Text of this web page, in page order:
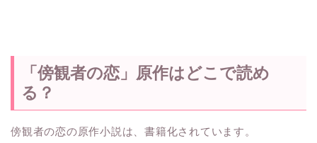
「傍観者の恋」原作はどこで読め
る？
傍観者の恋の原作小説は、書籍化されています。